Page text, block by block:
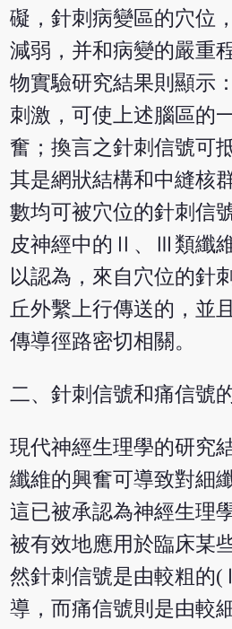
礙，針刺病變區的穴位
減弱，并和病變的嚴重
物實驗研究結果則顯示
刺激，可使上述腦區的
奮；換言之針刺信號可
其是網狀結構和中縫核
數均可被穴位的針刺信
皮神經中的Ⅱ、Ⅲ類纖維
以認為，來自穴位的針
丘外繫上行傳送的，並
傳導徑路密切相關。
二、針刺信號和痛信號
現代神經生理學的研究
纖維的興奮可導致對細
這已被承認為神經生理
被有效地應用於臨床某
然針刺信號是由較粗
導，而痛信號則是由